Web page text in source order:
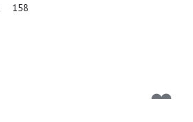
158